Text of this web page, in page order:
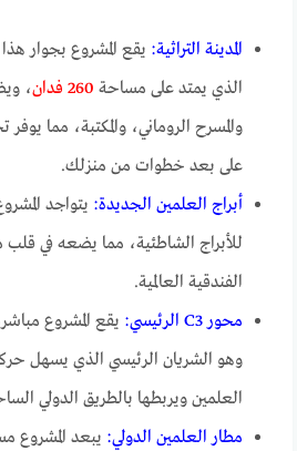
المدينة التراثية: يقع المشروع بجوار
الذي يمتد على مساحة 260 فدان
،
والمسرح الروماني، والمكتبة، مما يوفر
على بعد خطوات من منزلك.
أبراج العلمين الجديدة: يتواجد
للأبراج الشاطئية، مما يضعه في
الفندقية العالمية.
محور C3 الرئيسي:
يقع المشروع
وهو الشريان الرئيسي الذي يسهل
العلمين ويربطها بالطريق الدولي
مطار العلمين الدولي: يبعد المشروع